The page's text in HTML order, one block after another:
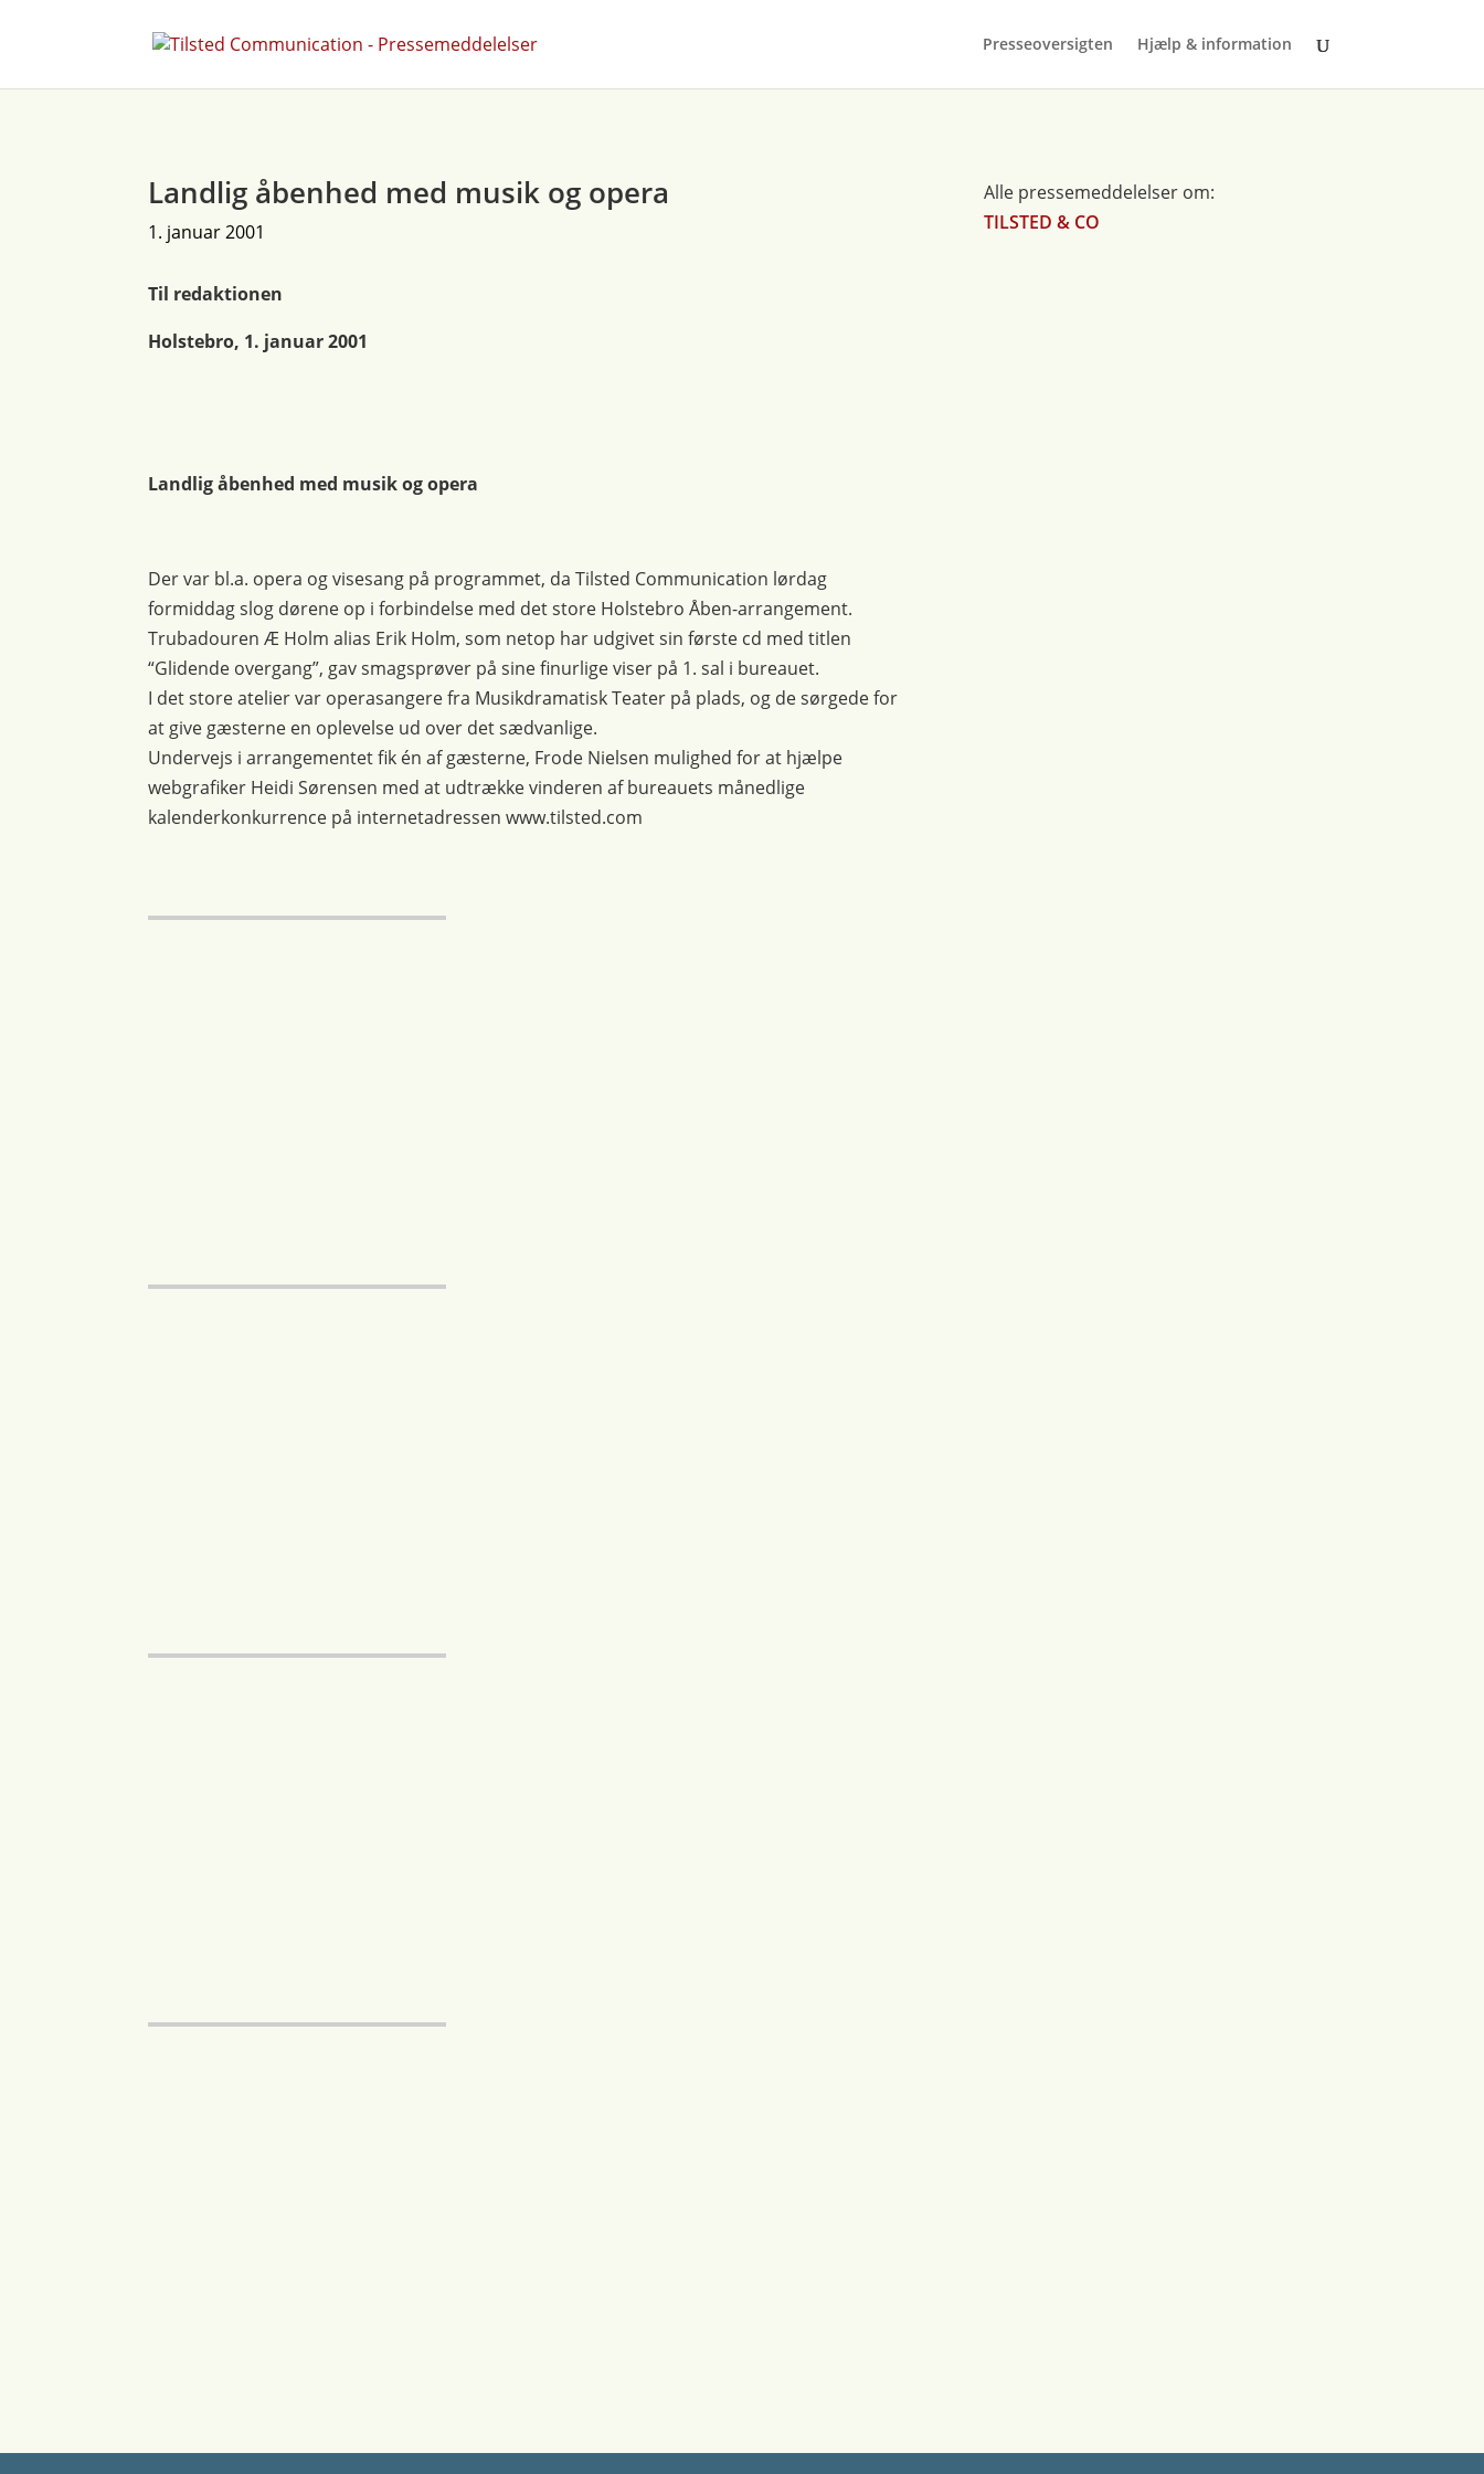
Presseoversigten Hjælp & information
Landlig åbenhed med musik og opera
1. januar 2001
Til redaktionen
Holstebro, 1. januar 2001
Landlig åbenhed med musik og opera
Der var bl.a. opera og visesang på programmet, da Tilsted Communication lørdag
formiddag slog dørene op i forbindelse med det store Holstebro Åben-arrangement.
Trubadouren Æ Holm alias Erik Holm, som netop har udgivet sin første cd med titlen
“Glidende overgang”, gav smagsprøver på sine finurlige viser på 1. sal i bureauet.
I det store atelier var operasangere fra Musikdramatisk Teater på plads, og de sørgede for
at give gæsterne en oplevelse ud over det sædvanlige.
Undervejs i arrangementet fik én af gæsterne, Frode Nielsen mulighed for at hjælpe
webgrafiker Heidi Sørensen med at udtrække vinderen af bureauets månedlige
kalenderkonkurrence på internetadressen www.tilsted.com
Alle pressemeddelelser om:
TILSTED & CO